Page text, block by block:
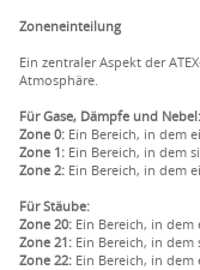
Zoneneinteilung
Ein zentraler Aspekt der
Atmosphäre.
Für Gase, Dämpfe und Nebel:
Zone 0: Ein Bereich, in dem
Zone 1: Ein Bereich, in dem
Zone 2: Ein Bereich, in dem
Für Stäube:
Zone 20: Ein Bereich, in
Zone 21: Ein Bereich, in
Zone 22: Ein Bereich, in